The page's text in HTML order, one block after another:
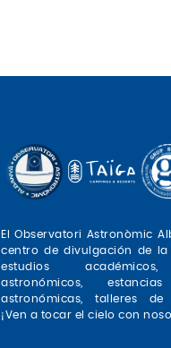
El Observatori Astronòmic
centro de divulgación de la
estudios
astronómicos,
astronómicas, talleres de
¡Ven a tocar el cielo con